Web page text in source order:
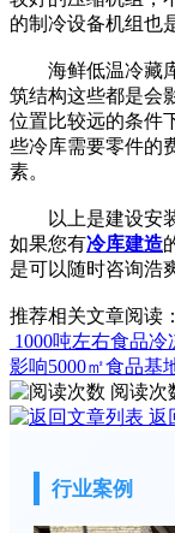
的制冷设备机组也
海鲜低温冷藏库
筑结构这些都是会
位置比较远的条件
些冷库需要零件的
素。
以上是建设安装-
如果您有冷库建造
是可以随时咨询浩
推荐相关文章阅读：
1000吨左右食品
影响5000㎡食品基
阅读次
返
行业案例